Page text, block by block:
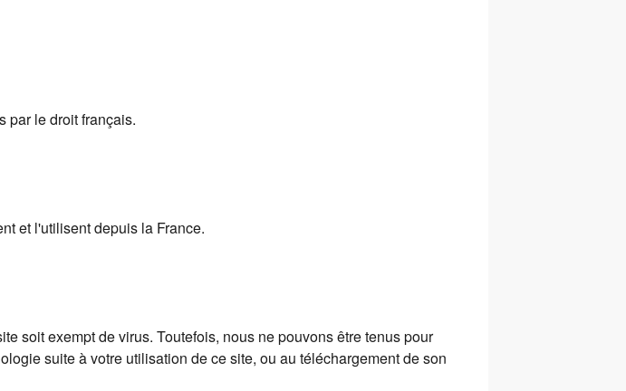
par le droit français.
et l'utilisent depuis la France.
soit exempt de virus. Toutefois, nous ne pouvons être tenus pour
suite à votre utilisation de ce site, ou au téléchargement de son